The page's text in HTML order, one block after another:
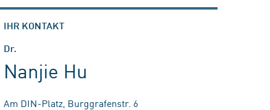
IHR KONTAKT
Dr.
Nanjie Hu
Am DIN-Platz, Burggrafenstr. 6